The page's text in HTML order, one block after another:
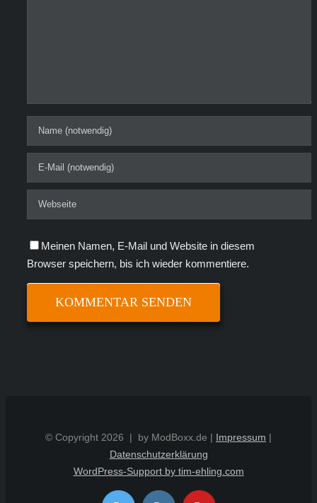
Meinen Namen, E-Mail und Website in diesem
Browser speichern, bis ich wieder kommentiere.
© Copyright 2026 | by ModBoxx.de | Impressum |
Datenschutzerklärung
WordPress-Support by tim-ehling.com